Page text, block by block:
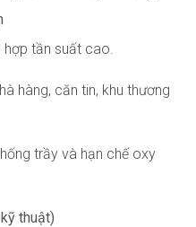
hợp tần suất cao.
hàng, căn tin, khu thương
trầy và hạn chế oxy
thuật)